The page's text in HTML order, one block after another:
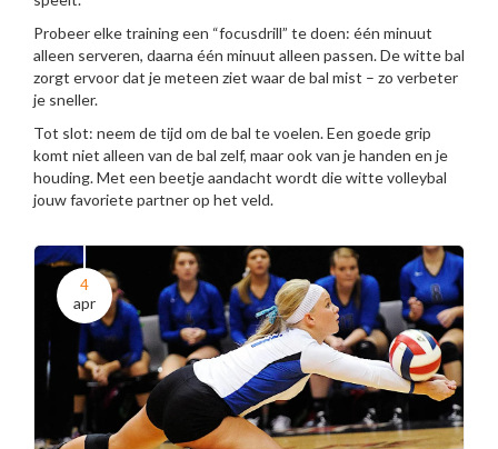
Probeer elke training een “focusdrill” te doen: één minuut
alleen serveren, daarna één minuut alleen passen. De witte bal
zorgt ervoor dat je meteen ziet waar de bal mist – zo verbeter
je sneller.
Tot slot: neem de tijd om de bal te voelen. Een goede grip
komt niet alleen van de bal zelf, maar ook van je handen en je
houding. Met een beetje aandacht wordt die witte volleybal
jouw favoriete partner op het veld.
4
apr